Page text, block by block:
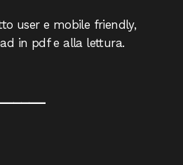
user e mobile friendly,
in pdf e alla lettura.